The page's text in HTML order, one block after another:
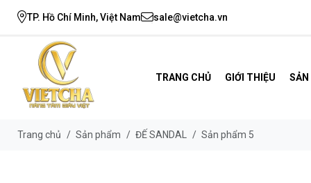
TP. Hồ Chí Minh, Việt Nam sale@vietcha.vn
TRANG CHỦ GIỚI THIỆU
Trang chủ / Sản phẩm / ĐẾ SANDAL / Sản phẩm 5